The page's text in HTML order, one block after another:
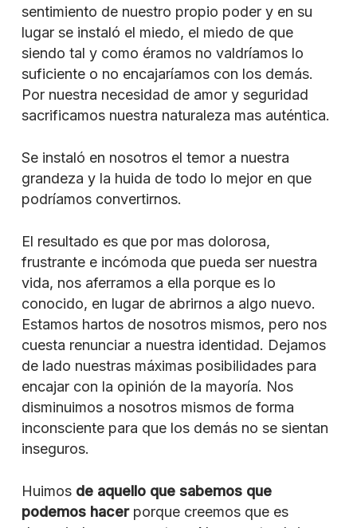
sentimiento de nuestro propio poder y en su
lugar se instaló el miedo, el miedo de que
siendo tal y como éramos no valdríamos lo
suficiente o no encajaríamos con los demás.
Por nuestra necesidad de amor y seguridad
sacrificamos nuestra naturaleza mas auténtica.
Se instaló en nosotros el temor a nuestra
grandeza y la huida de todo lo mejor en que
podríamos convertirnos.
El resultado es que por mas dolorosa,
frustrante e incómoda que pueda ser nuestra
vida, nos aferramos a ella porque es lo
conocido, en lugar de abrirnos a algo nuevo.
Estamos hartos de nosotros mismos, pero nos
cuesta renunciar a nuestra identidad. Dejamos
de lado nuestras máximas posibilidades para
encajar con la opinión de la mayoría. Nos
disminuimos a nosotros mismos de forma
inconsciente para que los demás no se sientan
inseguros.
Huimos de aquello que sabemos que
podemos hacerporque creemos que es